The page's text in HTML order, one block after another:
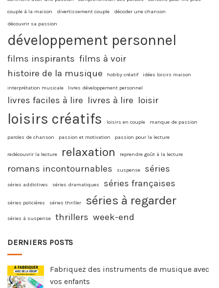
couple à la maison
divertissement couple
décoder une chanson
découvrir sa passion
développement personnel
films inspirants films à voir
histoire de la musique
hobby créatif idées loisirs maison
interprétation musicale livres développement personnel
livres faciles à lire livres à lire loisir
loisirs créatifs loisirs en couple manque de passion
paroles de chanson passion et motivation passion pour la lecture
redécouvrir la lecture relaxation reprendre goût à la lecture
romans incontournables suspense séries
séries addictives séries dramatiques séries françaises
séries policières séries thriller séries à regarder
séries à suspense thrillers week-end
DERNIERS POSTS
Fabriquez des instruments de musique avec
vos enfants